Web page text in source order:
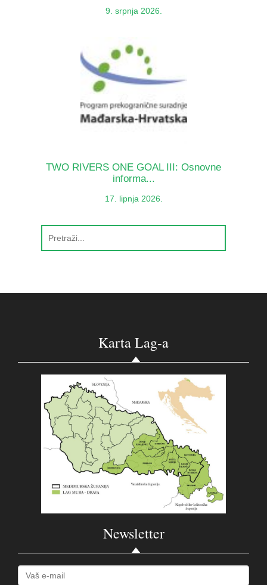
9. srpnja 2026.
TWO RIVERS ONE GOAL III: Osnovne
informa...
17. lipnja 2026.
Karta Lag-a
Newsletter